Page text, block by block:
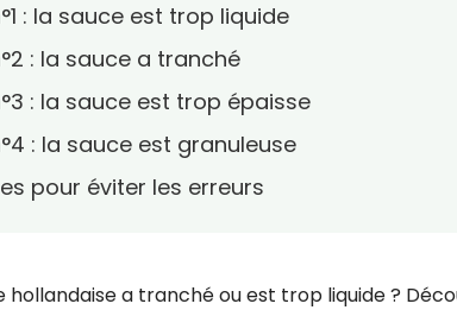
: la sauce est trop liquide
: la sauce a tranché
: la sauce est trop épaisse
: la sauce est granuleuse
pour éviter les erreurs
hollandaise a tranché ou est trop liquide ?